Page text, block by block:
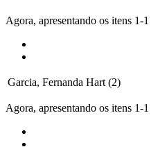
Agora, apresentando os itens 1-1
Garcia, Fernanda Hart (2)
Agora, apresentando os itens 1-1